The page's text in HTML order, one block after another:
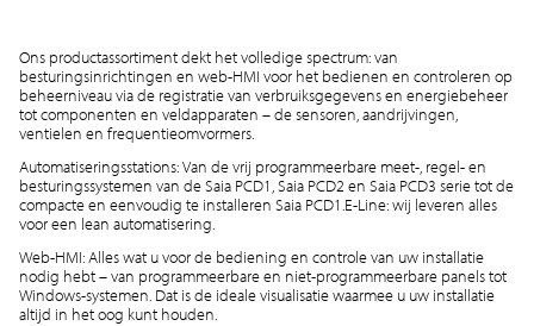
Ons productassortiment dekt het volledige spectrum: van
besturingsinrichtingen en web-HMI voor het bedienen en controleren op
beheerniveau via de registratie van verbruiksgegevens en energiebeheer
tot componenten en veldapparaten – de sensoren, aandrijvingen,
ventielen en frequentieomvormers.
Automatiseringsstations: Van de vrij programmeerbare meet-, regel- en
besturingssystemen van de Saia PCD1, Saia PCD2 en Saia PCD3 serie tot de
compacte en eenvoudig te installeren Saia PCD1.E-Line: wij leveren alles
voor een lean automatisering.
Web-HMI: Alles wat u voor de bediening en controle van uw installatie
nodig hebt – van programmeerbare en niet-programmeerbare panels tot
Windows-systemen. Dat is de ideale visualisatie waarmee u uw installatie
altijd in het oog kunt houden.